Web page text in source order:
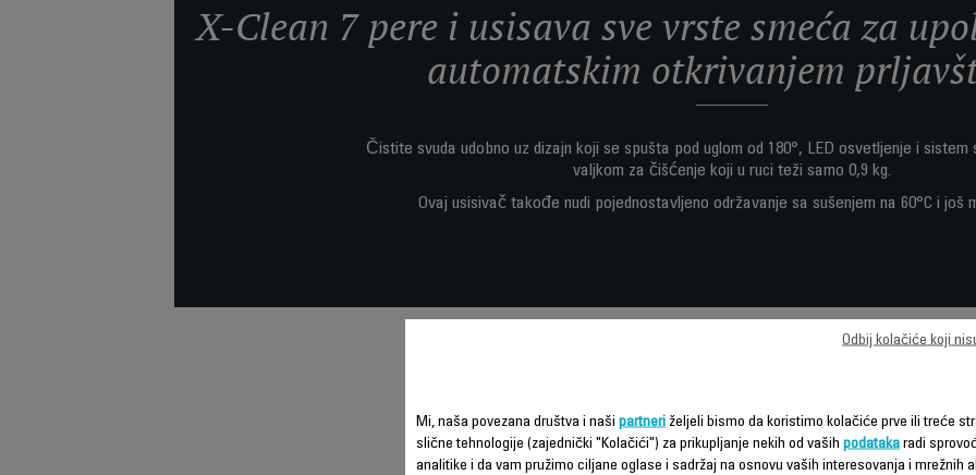
X-Clean 7 pere i usisava sve vrste smeća za
automatskim otkrivanjem
Čistite svuda udobno uz dizajn koji se spušta pod uglom od 180°, LED osvetljenje i sistem
valjkom za čišćenje koji u ruci teži samo 0,9 kg.
Ovaj usisivač takođe nudi pojednostavljeno održavanje sa sušenjem na 60°C i još
Funkcije – poređenje
Mi, naša povezana društva i naši partneri željeli bismo da koristimo kolačiće prve ili treće
slične tehnologije (zajednički "Kolačići") za prikupljanje nekih od vaših podataka radi
analitike i da vam pružimo ciljane oglase i sadržaj na osnovu vaših interesovanja i mrežnih
Odbij kolačiće koji